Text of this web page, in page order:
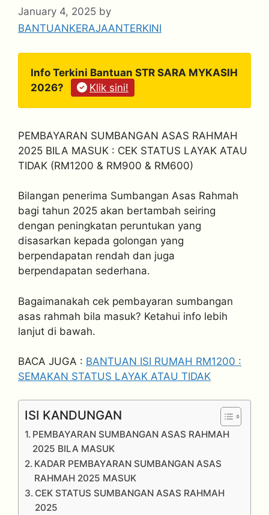
January 4, 2025 by
BANTUANKERAJAANTERKINI
Info Terkini Bantuan STR SARA MYKASIH
2026?
Klik sini!
PEMBAYARAN SUMBANGAN ASAS RAHMAH
2025 BILA MASUK : CEK STATUS LAYAK ATAU
TIDAK (RM1200 & RM900 & RM600)
Bilangan penerima Sumbangan Asas Rahmah
bagi tahun 2025 akan bertambah seiring
dengan peningkatan peruntukan yang
disasarkan kepada golongan yang
berpendapatan rendah dan juga
berpendapatan sederhana.
Bagaimanakah cek pembayaran sumbangan
asas rahmah bila masuk? Ketahui info lebih
lanjut di bawah.
BACA JUGA : BANTUAN ISI RUMAH RM1200 :
SEMAKAN STATUS LAYAK ATAU TIDAK
ISI KANDUNGAN
PEMBAYARAN SUMBANGAN ASAS RAHMAH
2025 BILA MASUK
KADAR PEMBAYARAN SUMBANGAN ASAS
RAHMAH 2025 MASUK
CEK STATUS SUMBANGAN ASAS RAHMAH
2025